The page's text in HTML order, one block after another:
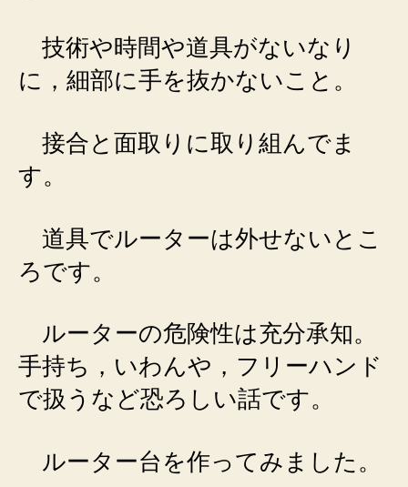
技術や時間や道具がないなり
に，細部に手を抜かないこと。
接合と面取りに取り組んでま
す。
道具でルーターは外せないとこ
ろです。
ルーターの危険性は充分承知。
手持ち，いわんや，フリーハンド
で扱うなど恐ろしい話です。
ルーター台を作ってみました。